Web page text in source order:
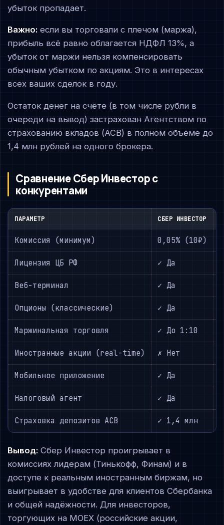
убыток пропадает.
Важно: если вы торговали с плечом (маржа),
прибыль всё равно облагается НДФЛ 13%, а
убыток от маржи нельзя компенсировать
обычным убытком по акциям. Это в интересах
всех ваших сделок в году.
Остаток денег на счёте (в том числе рубли в
очереди на вывод) застрахован Агентством по
страхованию вкладов (АСВ) в полном объёме до
1,4 млн рублей на одного брокера.
Сравнение Сбер Инвестор с
конкурентами
ПАРАМЕТР СБЕР ИНВЕСТОР
Комиссия (минимум) 0,05% (10₽)
Лицензия ЦБ РФ ✓ Да
Веб-терминал ✓ Да
Опционы (классические) ✓ Да
Маржинальная торговля ✓ До 1:10
Иностранные акции (real-time) ✗ Нет
Мобильное приложение ✓ Да
Налоговый агент ✓ Да
Страховка депозитов АСВ ✓ 1,4 млн
Вывод: Сбер Инвестор проигрывает в
комиссиях лидерам (Тинькофф, Финам) и в
доступе к реальным иностранным биржам, но
выигрывает в удобстве для клиентов Сбербанка
и общей надёжности. Для инвесторов,
торгующих на MOEX (российские акции,